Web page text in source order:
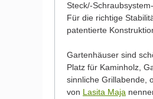
Steck/-
Für die richtige
patentierte
Gartenhäuser sind
Platz für Kaminholz,
sinnliche Grillabende,
von Lasita Maja